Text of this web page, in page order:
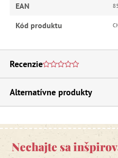
EAN
Kód produktu
Recenzie
Alternatívne produkty
Nechajte sa